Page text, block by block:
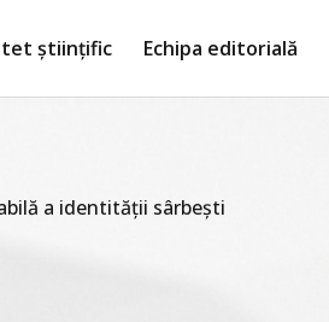
științific Echipa editorială
a identității sârbești